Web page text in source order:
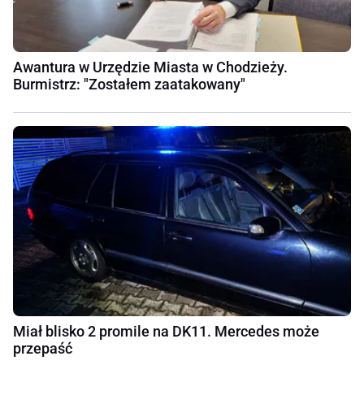
Awantura w Urzędzie Miasta w Chodzieży.
Burmistrz: "Zostałem zaatakowany"
Miał blisko 2 promile na DK11. Mercedes może
przepaść